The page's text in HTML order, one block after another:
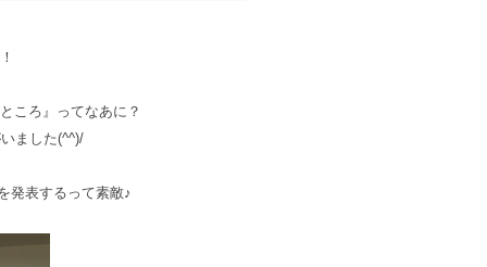
ころ』ってなあに？
ました(^^)/
発表する って素敵♪